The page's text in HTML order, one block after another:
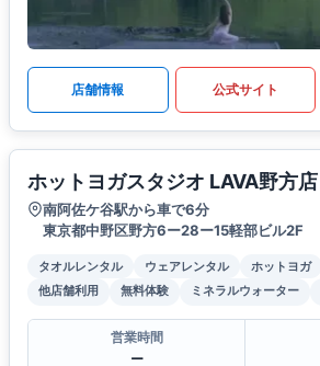
店舗情報 公式サイト
ホットヨガスタジオ LAVA野方店
南阿佐ケ谷駅から車で6分
東京都中野区野方6ー28ー15軽部ビル2F
タオルレンタル ウェアレンタル ホットヨガ
他店舗利用
無料体験 ミネラルウォーター
営業時間
ー